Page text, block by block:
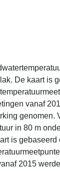
De kaart is
vanaf
genomen.
in 80 m
is gebaseerd
2015